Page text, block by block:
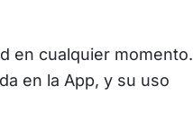
en cualquier momento.
en la App, y su uso